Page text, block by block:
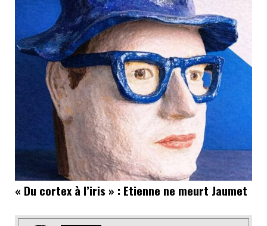
« Du cortex à l’iris » : Etienne ne meurt Jaumet